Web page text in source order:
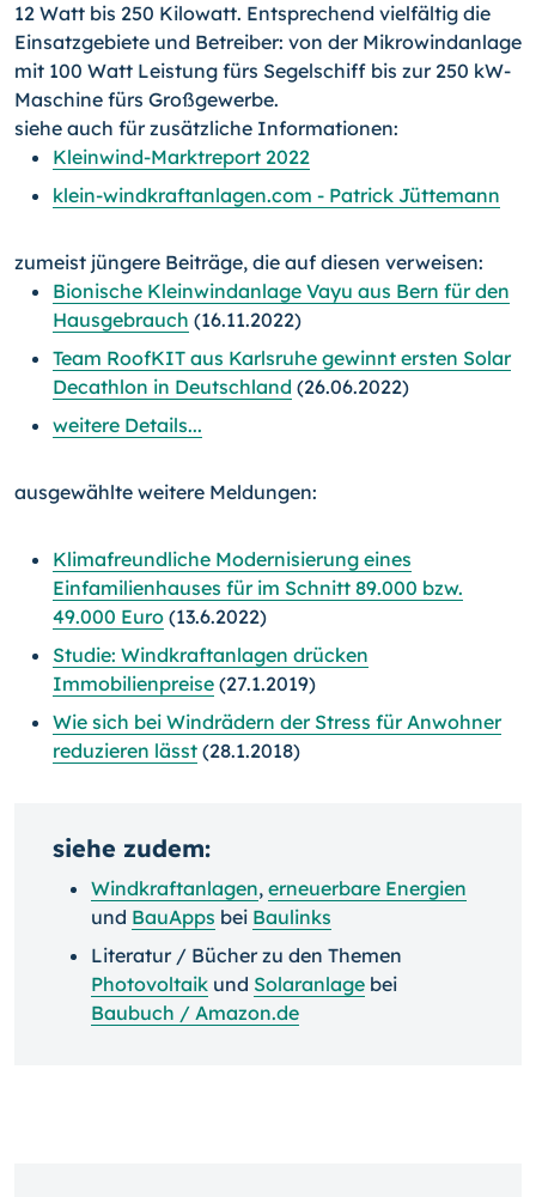
12 Watt bis 250 Kilowatt. Entsprechend vielfältig die
Einsatzgebiete und Betreiber: von der Mikrowindanlage
mit 100 Watt Leistung fürs Segelschiff bis zur 250 kW-
Maschine fürs Großgewerbe.
siehe auch für zusätzliche Informationen:
Kleinwind-Marktreport 2022
klein-windkraftanlagen.com - Patrick Jüttemann
zumeist jüngere Beiträge, die auf diesen verweisen:
Bionische Kleinwindanlage Vayu aus Bern für den
Hausgebrauch (16.11.2022)
Team RoofKIT aus Karlsruhe gewinnt ersten Solar
Decathlon in Deutschland (26.06.2022)
weitere Details...
ausgewählte weitere Meldungen:
Klimafreundliche Modernisierung eines
Einfamilienhauses für im Schnitt 89.000 bzw.
49.000 Euro (13.6.2022)
Studie: Windkraftanlagen drücken
Immobilienpreise (27.1.2019)
Wie sich bei Windrädern der Stress für Anwohner
reduzieren lässt (28.1.2018)
siehe zudem:
Windkraftanlagen, erneuerbare Energien
und BauApps bei Baulinks
Literatur / Bücher zu den Themen
Photovoltaik und Solaranlage bei
Baubuch / Amazon.de